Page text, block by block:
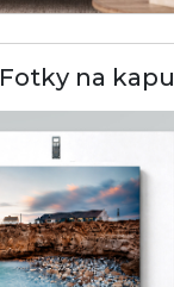
Fotky na kapu